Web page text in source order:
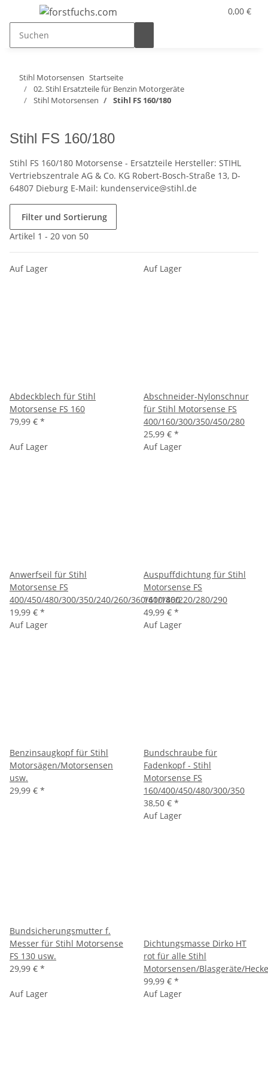
0,00 €
Stihl Motorsensen Startseite
02. Stihl Ersatzteile für Benzin Motorgeräte
Stihl Motorsensen
Stihl FS 160/180
Stihl FS 160/180
Stihl FS 160/180 Motorsense - Ersatzteile Hersteller: STIHL
Vertriebszentrale AG & Co. KG Robert-Bosch-Straße 13, D-
64807 Dieburg E-Mail: kundenservice@stihl.de
Filter und Sortierung
Artikel 1 - 20 von 50
Auf Lager
Abdeckblech für Stihl
Motorsense FS 160
79,99 € *
Auf Lager
Abschneider-Nylonschnur
für Stihl Motorsense FS
400/160/300/350/450/280
25,99 € *
Auf Lager
Anwerfseil für Stihl
Motorsense FS
400/450/480/300/350/240/260/360/410/460
19,99 € *
Auf Lager
Auspuffdichtung für Stihl
Motorsense FS
160/180/220/280/290
49,99 € *
Auf Lager
Benzinsaugkopf für Stihl
Motorsägen/Motorsensen
usw.
29,99 € *
Auf Lager
Bundschraube für
Fadenkopf - Stihl
Motorsense FS
160/400/450/480/300/350
38,50 € *
Bundsicherungsmutter f.
Messer für Stihl Motorsense
FS 130 usw.
29,99 € *
Auf Lager
Dichtungsmasse Dirko HT
rot für alle Stihl
Motorsensen/Blasgeräte/
99,99 € *
Auf Lager
Auf Lager